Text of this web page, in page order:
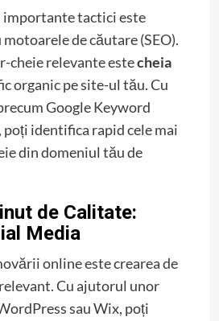
importante tactici este
de căutare (SEO).
cheie relevante estecheia
organic pe site-ul tău. Cu
Google Keyword
poți identifica rapid cele mai
din domeniul tău de
de Calitate:
Media
online este crearea de
Cu ajutorul unor
sau Wix, poți